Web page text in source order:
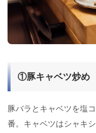
①豚キャベツ炒め
豚バラとキャベツを塩
番。キャベツはシャキ